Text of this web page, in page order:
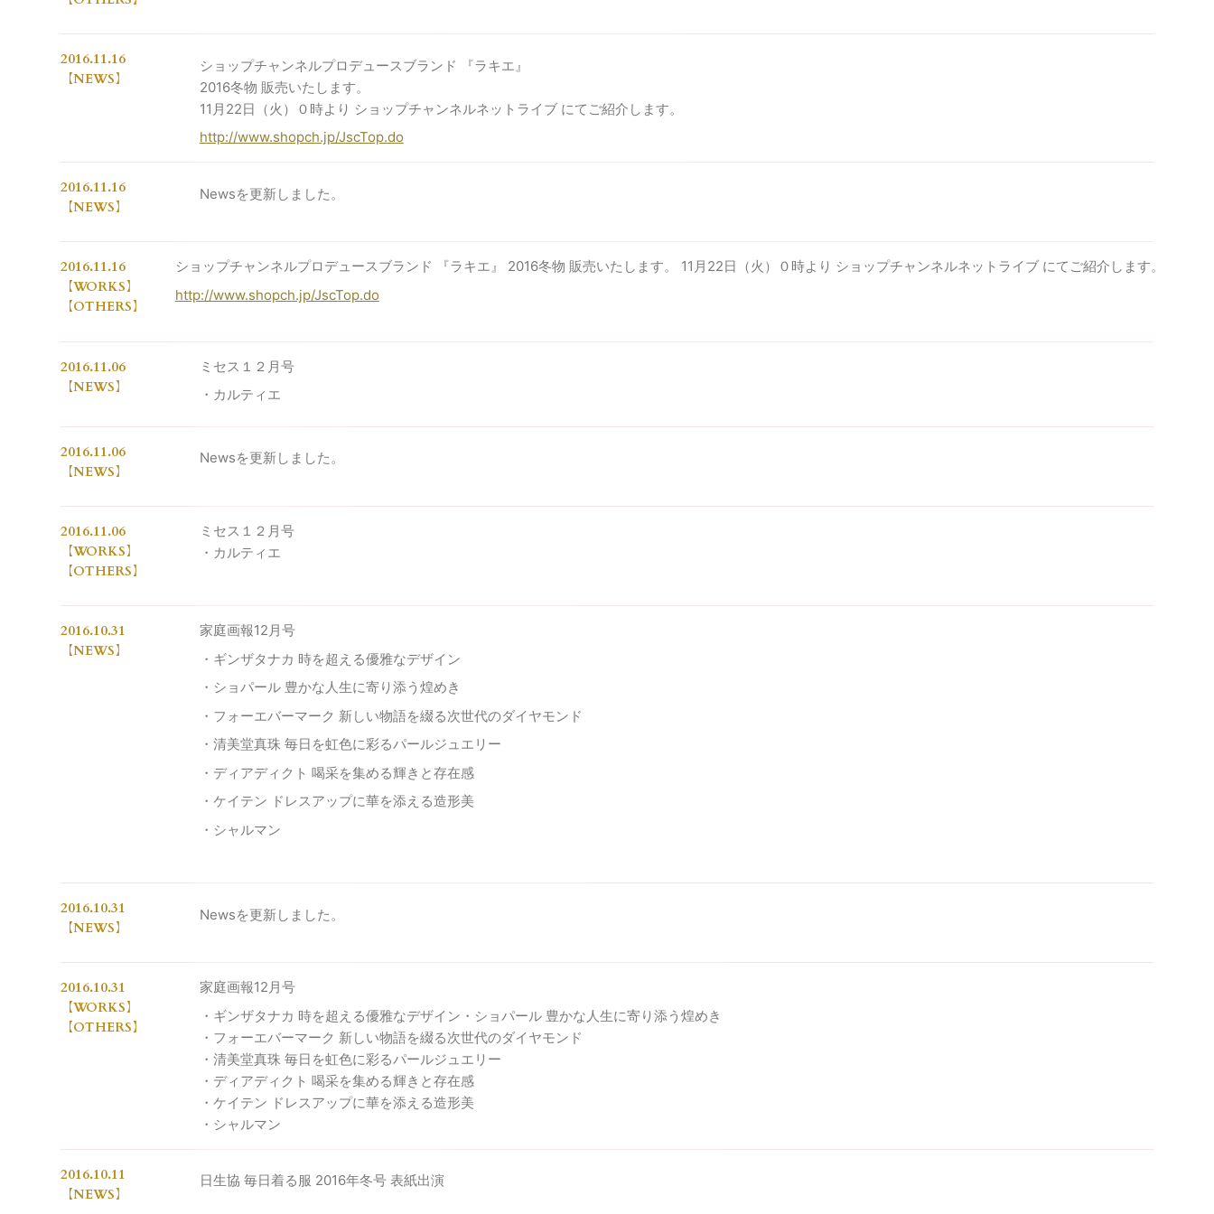
2016.11.16
NEWS
ショップチャンネルプロデュースブランド 『ラキエ』
2016冬物 販売いたします。
11月22日（火）０時より ショップチャンネルネットライブ にてご紹介します。
http://www.shopch.jp/JscTop.do
2016.11.16
NEWS
Newsを更新しました。
2016.11.16
WORKS
OTHERS
ショップチャンネルプロデュースブランド 『ラキエ』 2016冬物 販売いたします。 11月22日（火）０時より ショップチャンネルネットライブ にてご紹介します。
http://www.shopch.jp/JscTop.do
2016.11.06
NEWS
ミセス１２月号
・カルティエ
2016.11.06
NEWS
Newsを更新しました。
2016.11.06
WORKS
OTHERS
ミセス１２月号
・カルティエ
2016.10.31
NEWS
家庭画報12月号
・ギンザタナカ 時を超える優雅なデザイン
・ショパール 豊かな人生に寄り添う煌めき
・フォーエバーマーク 新しい物語を綴る次世代のダイヤモンド
・清美堂真珠 毎日を虹色に彩るパールジュエリー
・ディアディクト 喝采を集める輝きと存在感
・ケイテン ドレスアップに華を添える造形美
・シャルマン
2016.10.31
NEWS
Newsを更新しました。
2016.10.31
WORKS
OTHERS
家庭画報12月号
・ギンザタナカ 時を超える優雅なデザイン・ショパール 豊かな人生に寄り添う煌めき
・フォーエバーマーク 新しい物語を綴る次世代のダイヤモンド
・清美堂真珠 毎日を虹色に彩るパールジュエリー
・ディアディクト 喝采を集める輝きと存在感
・ケイテン ドレスアップに華を添える造形美
・シャルマン
2016.10.11
NEWS
日生協 毎日着る服 2016年冬号 表紙出演